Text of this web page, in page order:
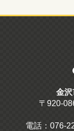
金
〒920-
電話：076-